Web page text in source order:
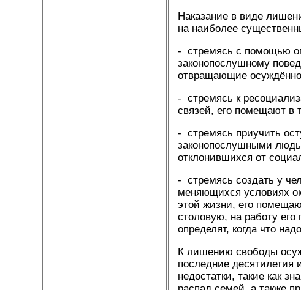
Наказание в виде
на наиболее
- стремясь с помощью
законопослушному
отвращающие
- стремясь к
связей, его помещают в
- стремясь приучить
законопослушными
отклонившихся от
- стремясь создать у
меняющихся условиях
этой жизни, его
столовую, на работу
определят, когда что
К лишению свободы
последние десятилетия
недостатки, такие как